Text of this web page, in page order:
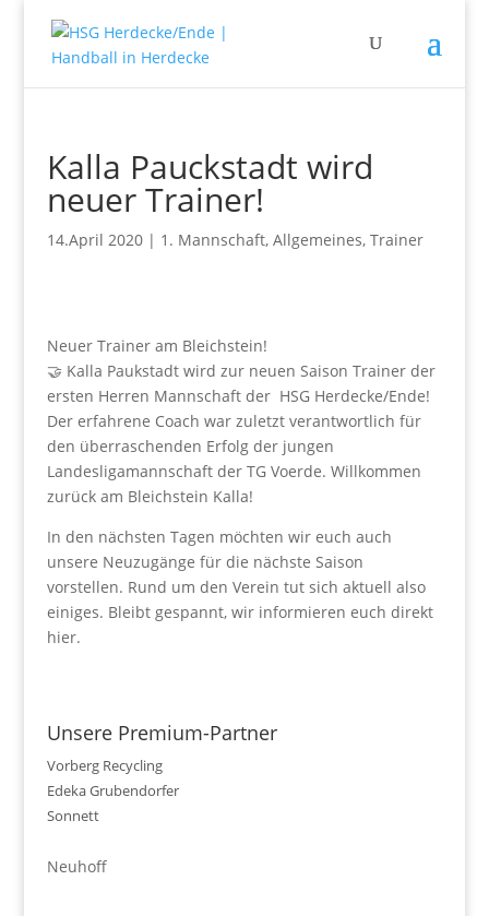
Kalla Pauckstadt wird
neuer Trainer!
14.April 2020| 1. Mannschaft, Allgemeines, Trainer
Neuer Trainer am Bleichstein!
🤝 Kalla Paukstadt wird zur neuen Saison Trainer der
ersten Herren Mannschaft der HSG Herdecke/Ende!
Der erfahrene Coach war zuletzt verantwortlich für
den überraschenden Erfolg der jungen
Landesligamannschaft der TG Voerde. Willkommen
zurück am Bleichstein Kalla!
In den nächsten Tagen möchten wir euch auch
unsere Neuzugänge für die nächste Saison
vorstellen. Rund um den Verein tut sich aktuell also
einiges. Bleibt gespannt, wir informieren euch direkt
hier.
Unsere Premium-Partner
Vorberg Recycling
Edeka Grubendorfer
Sonnett
Neuhoff